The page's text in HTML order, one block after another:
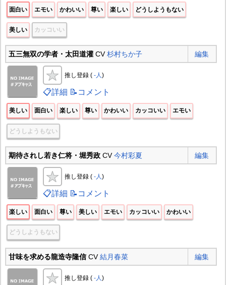
面白い エモい かわいい 尊い 楽しい どうしようもない
美しい カッコいい
五三無双の学者・太田道灌CV杉村ちか子 編集
推し登録 ( -人)
📋詳細 📝コメント
美しい 面白い 楽しい 尊い かわいい カッコいい エモい
どうしようもない
期待されし若き仁将・堀秀政CV今村彩夏 編集
推し登録 ( -人)
📋詳細 📝コメント
楽しい 面白い 尊い 美しい エモい カッコいい かわいい
どうしようもない
甘味を求める龍造寺隆信CV結月春菜 編集
推し登録 ( -人)